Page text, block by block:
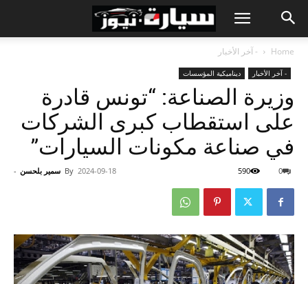
Home - آخر الأخبار
- آخر الأخبار ديناميكية المؤسسات
وزيرة الصناعة: “تونس قادرة
على استقطاب كبرى الشركات
في صناعة مكونات السيارات”
By سمير بلحسن - 2024-09-18 0
590